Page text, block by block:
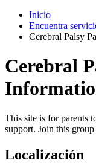
Inicio
Encuentra
Cerebral Palsy
Cerebral
This site is for parents
support. Join this
Localización